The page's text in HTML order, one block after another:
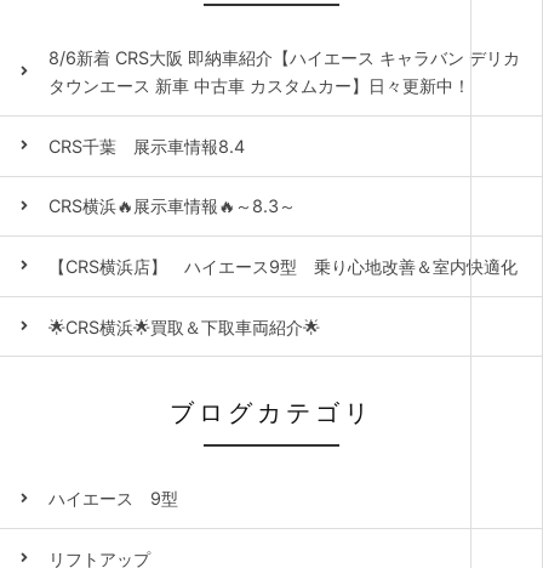
8/6新着 CRS大阪 即納車紹介【ハイエース キャラバン デリカ
タウンエース 新車 中古車 カスタムカー】日々更新中！
CRS千葉 展示車情報8.4
CRS横浜🔥展示車情報🔥～8.3～
【CRS横浜店】 ハイエース9型 乗り心地改善＆室内快適化
🌟CRS横浜🌟買取＆下取車両紹介🌟
ブログカテゴリ
ハイエース 9型
リフトアップ